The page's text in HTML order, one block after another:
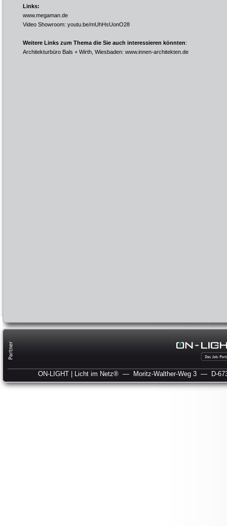
Links:
www.megaman.de
Video Showroom: youtu.be/mUhHsUonO28
Weitere Links zum Thema die Sie auch interessieren könnten:
Architekturbüro Bals + Wirth, Wiesbaden: www.innen-architekten.de
ON-LIGHT | Licht im Netz® — Moritz-Walther-Weg 3 — D-